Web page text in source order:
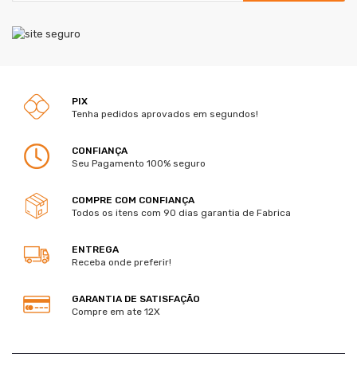
PIX
Tenha pedidos aprovados em segundos!
CONFIANÇA
Seu Pagamento 100% seguro
COMPRE COM CONFIANÇA
Todos os itens com 90 dias garantia de Fabrica
ENTREGA
Receba onde preferir!
GARANTIA DE SATISFAÇÃO
Compre em ate 12X